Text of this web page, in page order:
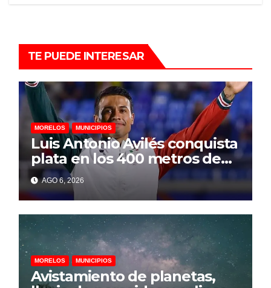
TE PUEDE INTERESAR
MORELOS MUNICIPIOS
Luis Antonio Avilés conquista
plata en los 400 metros de
los Juegos
Centroamericanos y del
Caribe 2026
AGO 6, 2026
MORELOS MUNICIPIOS
Avistamiento de planetas,